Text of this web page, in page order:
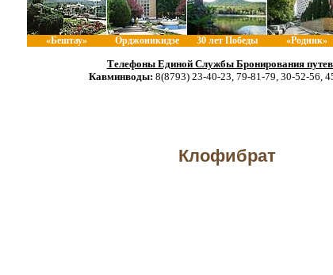
«Бештау» Орджоникидзе 30 лет Победы «Родник»
Телефоны Единой Службы Бронирования
Кавминводы: 8(8793) 23-40-23, 79-81-79, 30-52-56,
Клофибрат